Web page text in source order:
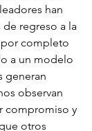
han
regreso a la
por completo
a un modelo
generan
observan
compromiso y
otros